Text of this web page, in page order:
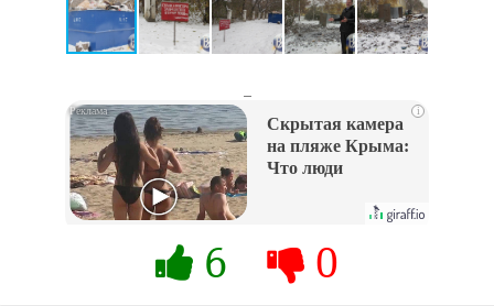
i
Скрытая камера
на пляже Крыма:
Что люди
их не видят...
6 0